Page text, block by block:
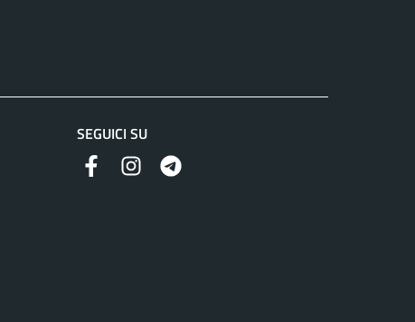
SEGUICI SU
Facebook InstagramTelegram